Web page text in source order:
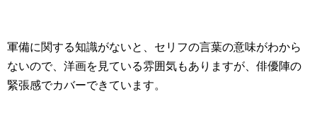
軍備に関する知識がないと、セリフの言葉の意味がわから
ないので、洋画を見ている雰囲気もありますが、俳優陣の
緊張感でカバーできています。